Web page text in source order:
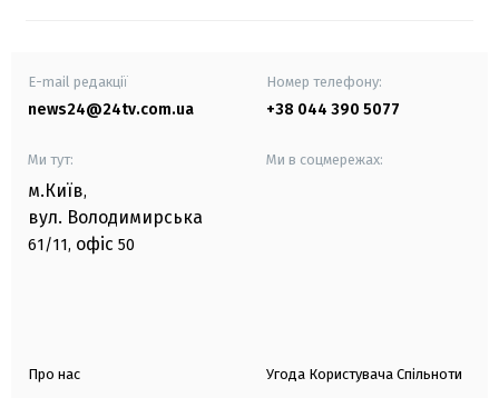
E-mail редакції
news24@24tv.com.ua
Номер телефону:
+38 044 390 5077
Ми тут:
м.Київ,
вул. Володимирська
61/11, офіс 50
Ми в соцмережах:
Про нас Угода Користувача Спільноти